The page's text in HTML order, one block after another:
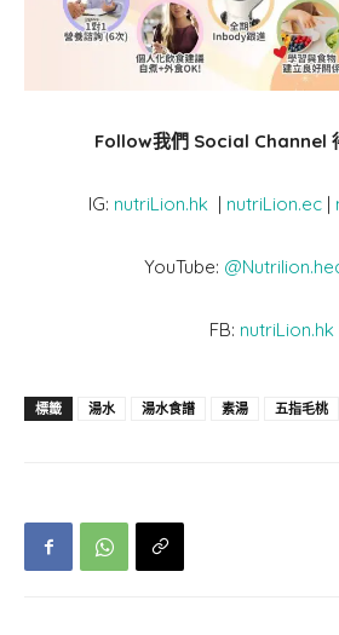
Follow我們 Social Channel
IG: nutriLion.hk | nutriLion.ec |
YouTube:
FB: nutriLion.hk
標籤 湯水 湯水食譜 素湯 五指毛桃